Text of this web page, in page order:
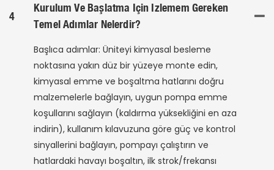
4
Kurulum Ve Başlatma Için Izlemem Gereken
Temel Adımlar Nelerdir?
Başlıca adımlar: Üniteyi kimyasal besleme
noktasına yakın düz bir yüzeye monte edin,
kimyasal emme ve boşaltma hatlarını doğru
malzemelerle bağlayın, uygun pompa emme
koşullarını sağlayın (kaldırma yüksekliğini en aza
indirin), kullanım kılavuzuna göre güç ve kontrol
sinyallerini bağlayın, pompayı çalıştırın ve
hatlardaki havayı boşaltın, ilk strok/frekansı